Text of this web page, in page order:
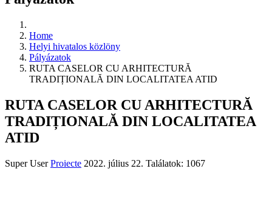
Home
Helyi hivatalos közlöny
Pályázatok
RUTA CASELOR CU ARHITECTURĂ
TRADIȚIONALĂ DIN LOCALITATEA ATID
RUTA CASELOR CU ARHITECTURĂ
TRADIȚIONALĂ DIN LOCALITATEA
ATID
Super User Proiecte 2022. július 22. Találatok: 1067